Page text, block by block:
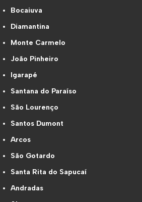
Bocaiuva
Diamantina
Monte Carmelo
João Pinheiro
Igarapé
Santana do Paraíso
São Lourenço
Santos Dumont
Arcos
São Gotardo
Santa Rita do Sapucaí
Andradas